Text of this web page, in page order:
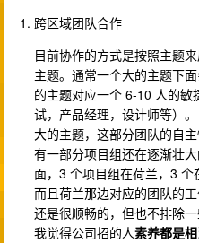
跨区域团队合作
目前协作的方式是按照主题
主题。通常一个大的主题下
的主题对应一个 6-10 人的敏
试，产品经理，设计师等）
大的主题，这部分团队的自
有一部分项目组还在逐渐壮
面，3 个项目组在荷兰，3 个
而且荷兰那边对应的团队的
还是很顺畅的，但也不排除
我觉得公司招的人素养都是